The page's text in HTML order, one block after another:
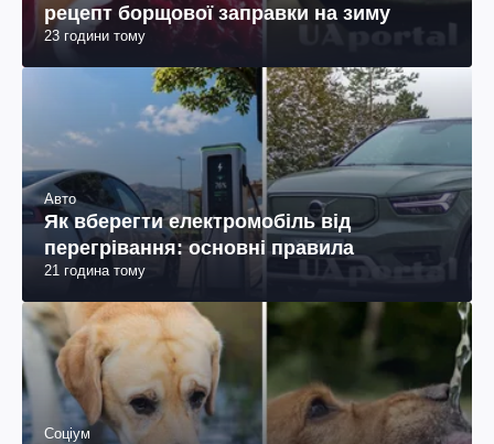
рецепт борщової заправки на зиму
23 години тому
Авто
Як вберегти електромобіль від
перегрівання: основні правила
21 година тому
Соціум